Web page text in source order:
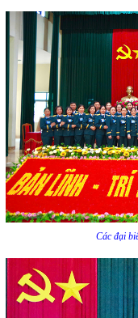
Các đại